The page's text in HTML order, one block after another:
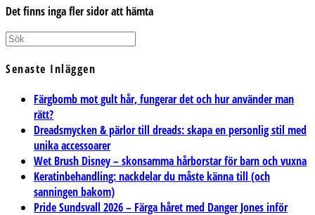
Det finns inga fler sidor att hämta
Senaste Inläggen
Färgbomb mot gult hår, fungerar det och hur använder man
rätt?
Dreadsmycken & pärlor till dreads: skapa en personlig stil med
unika accessoarer
Wet Brush Disney – skonsamma hårborstar för barn och vuxna
Keratinbehandling: nackdelar du måste känna till (och
sanningen bakom)
Pride Sundsvall 2026 – Färga håret med Danger Jones inför